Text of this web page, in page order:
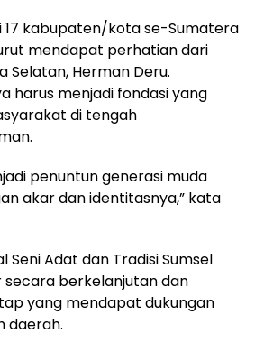
17 kabupaten/kota se-Sumatera
mendapat perhatian dari
Selatan, Herman Deru.
harus menjadi fondasi yang
di tengah
penuntun generasi muda
akar dan identitasnya,” kata
Seni Adat dan Tradisi Sumsel
berkelanjutan dan
yang mendapat dukungan
daerah.